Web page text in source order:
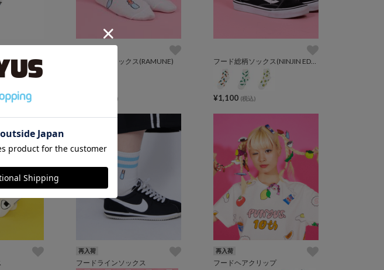
フード総柄ソックス(RAMUNE)
(税込)
フード総柄ソックス(NINJIN EDAMAME LEMON)
¥1,100 (税込)
再入荷
フードラインソックス
再入荷
フードヘアクリップ